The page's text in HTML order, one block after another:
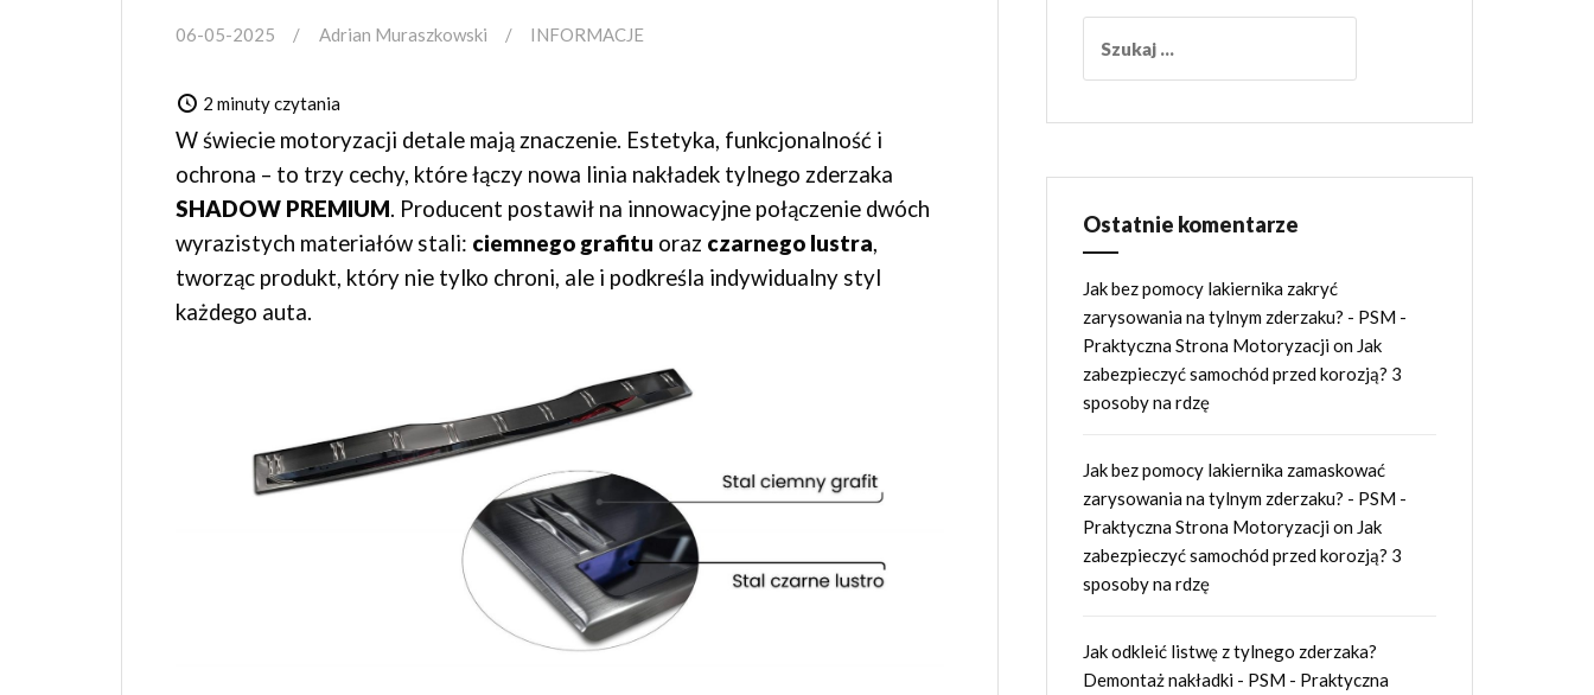
06-05-2025 Adrian Muraszkowski INFORMACJE
2 minuty czytania
W świecie motoryzacji detale mają znaczenie. Estetyka, funkcjonalność i
ochrona – to trzy cechy, które łączy nowa linia nakładek tylnego zderzaka
SHADOW PREMIUM. Producent postawił na innowacyjne połączenie dwóch
wyrazistych materiałów stali: ciemnego grafitu oraz czarnego lustra,
tworząc produkt, który nie tylko chroni, ale i podkreśla indywidualny styl
każdego auta.
Ostatnie komentarze
Jak bez pomocy lakiernika zakryć
zarysowania na tylnym zderzaku? - PSM -
Praktyczna Strona Motoryzacjion Jak
zabezpieczyć samochód przed korozją? 3
sposoby na rdzę
Jak bez pomocy lakiernika zamaskować
zarysowania na tylnym zderzaku? - PSM -
Praktyczna Strona Motoryzacjion Jak
zabezpieczyć samochód przed korozją? 3
sposoby na rdzę
Jak odkleić listwę z tylnego zderzaka?
Demontaż nakładki - PSM - Praktyczna